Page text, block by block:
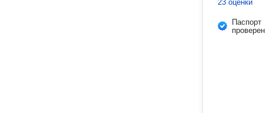
23 оценки
Паспорт
проверен